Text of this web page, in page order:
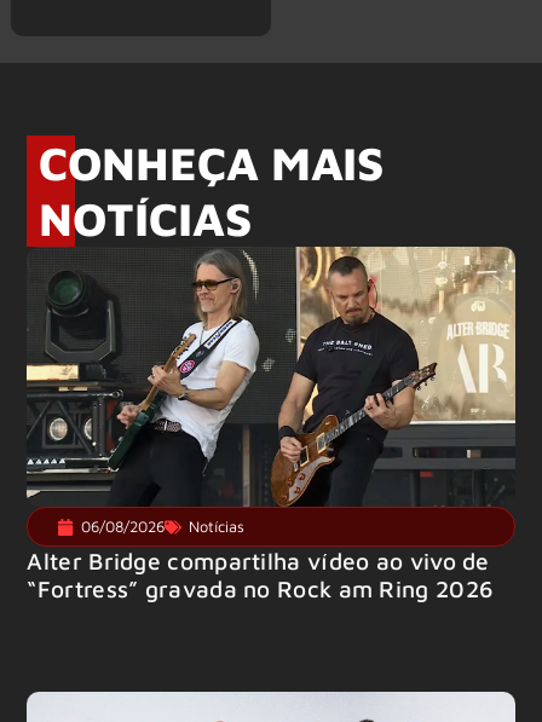
CONHEÇA MAIS
NOTÍCIAS
06/08/2026 Notícias
Alter Bridge compartilha vídeo ao vivo de
“Fortress” gravada no Rock am Ring 2026